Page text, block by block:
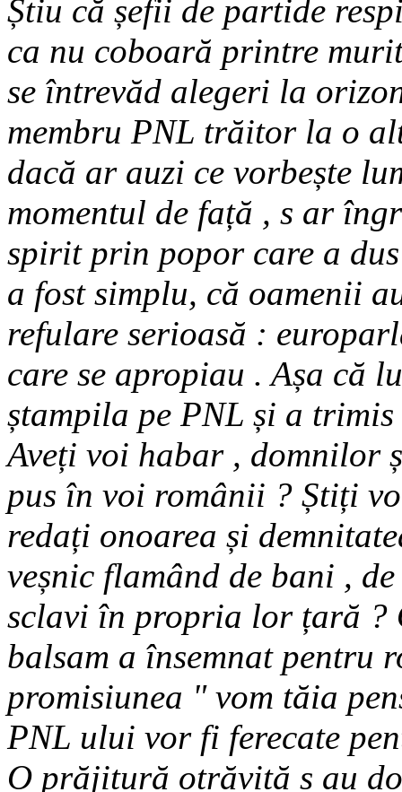
Știu că șefii de partide
ca nu coboară printre
se întrevăd alegeri la
membru PNL trăitor la o
dacă ar auzi ce vorbește
momentul de față , s ar
spirit prin popor care a
a fost simplu, că oamenii
refulare serioasă :
care se apropiau . Așa că
ștampila pe PNL și a
Aveți voi habar , domnilor
pus în voi românii ? Știți
redați onoarea și
veșnic flamând de bani ,
sclavi în propria lor țară ?
balsam a însemnat
promisiunea " vom tăia
PNL ului vor fi ferecate
O prăjitură otrăvită s au